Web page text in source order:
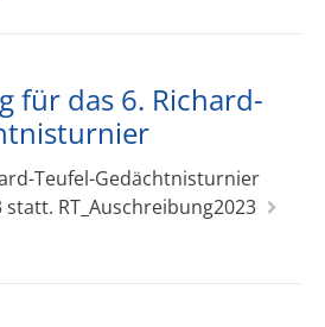
für das 6. Richard-
Teufel-Gedächtnisturnier
RT_Auschreibung2023